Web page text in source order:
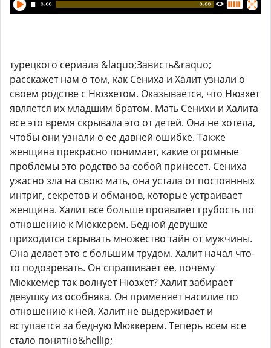
турецкого сериала &laquo;Зависть&raquo;
расскажет нам о том, как Сениха и Халит узнали о
своем родстве с Нюзхетом. Оказывается, что Нюзхет
является их младшим братом. Мать Сенихи и Халита
все это время скрывала это от детей. Она не хотела,
чтобы они узнали о ее давней ошибке. Также
женщина прекрасно понимает, какие огромные
проблемы это родство за собой принесет. Сениха
ужасно зла на свою мать, она устала от постоянных
интриг, секретов и обманов, которые устраивает
женщина. Халит все больше проявляет грубость по
отношению к Мюккерем. Бедной девушке
приходится скрывать множество тайн от мужчины.
Она делает это с большим трудом. Халит начал что-
то подозревать. Он спрашивает ее, почему
Мюккемер так волнует Нюзхет? Халит забирает
девушку из особняка. Он применяет насилие по
отношению к ней. Халит не выдерживает и
вступается за бедную Мюккерем. Теперь всем все
стало понятно&hellip;